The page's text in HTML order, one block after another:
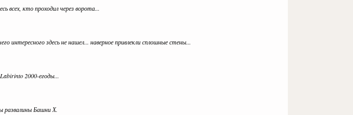
всех, кто проходил через ворота...
интересного здесь не нашел... наверное привлекли сплошные стены...
2000-егоды...
развалины Башни Х.